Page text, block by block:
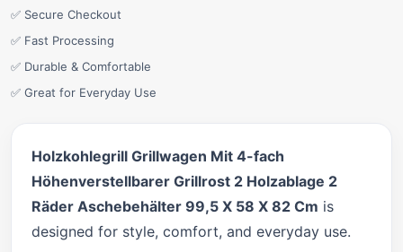
✅ Secure Checkout
✅ Fast Processing
✅ Durable & Comfortable
✅ Great for Everyday Use
Holzkohlegrill Grillwagen Mit 4-fach
Höhenverstellbarer Grillrost 2 Holzablage 2
Räder Aschebehälter 99,5 X 58 X 82 Cm is
designed for style, comfort, and everyday use.